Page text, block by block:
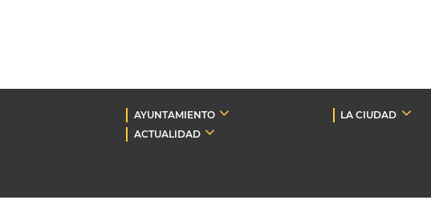
AYUNTAMIENTO LA CIUDAD
ACTUALIDAD